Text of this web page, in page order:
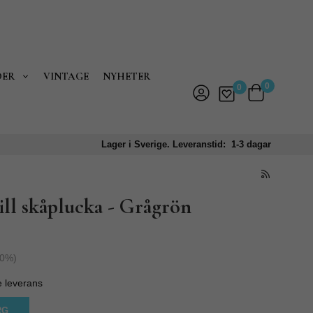
VINTAGE NYHETER
0 0
Lager i Sverige. Leveranstid: 1-3 dagar
skåplucka - Grågrön
%)
leverans